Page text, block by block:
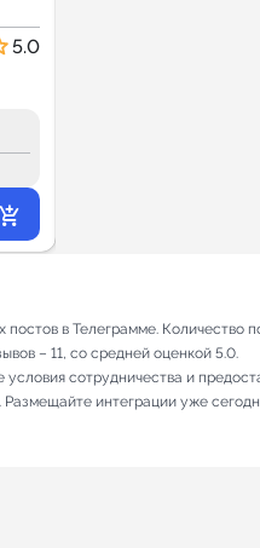
5.0
в Телеграмме. Количество
– 11, со средней оценкой 5.0.
сотрудничества и
интеграции уже